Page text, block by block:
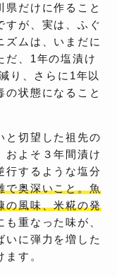
県だけに作ること
すが、実は、ふぐ
ズムは、いまだに
だ、1年の塩漬け
り、さらに1年以
の状態になること
と切望した祖先の
およそ３年間漬け
行するような塩分
で奥深いこと。魚
の風味、米糀の発
も重なった味が、
いに弾力を増した
す。